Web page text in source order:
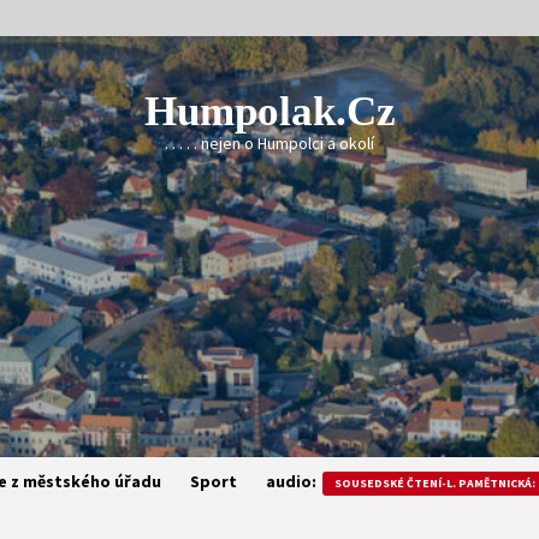
Humpolak.cz
. . . . . nejen o Humpolci a okolí
z městského úřadu Sport audio: SOUSEDSKÉ ČTENÍ-L.